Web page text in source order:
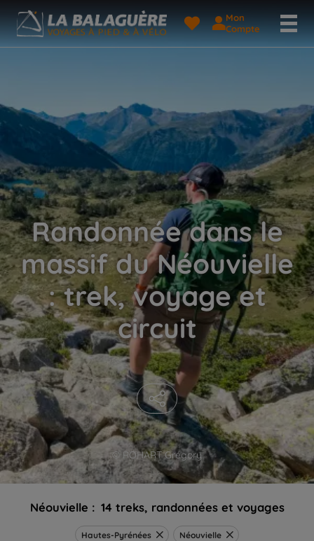
Mon
Compte
© ROHART Grégory
Randonnée dans le
massif du Néouvielle
: trek, voyage et
circuit
Néouvielle : 14 treks, randonnées et voyages
Hautes-Pyrénées Néouvielle